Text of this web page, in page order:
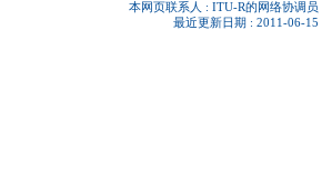
本网页联系人 : ITU-R的网络协调员
最近更新日期 : 2011-06-15